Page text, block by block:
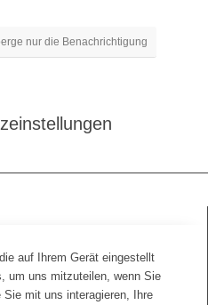
nur die Benachrichtigung
auf Ihrem Gerät eingestellt
um uns mitzuteilen, wenn Sie
mit uns interagieren, Ihre